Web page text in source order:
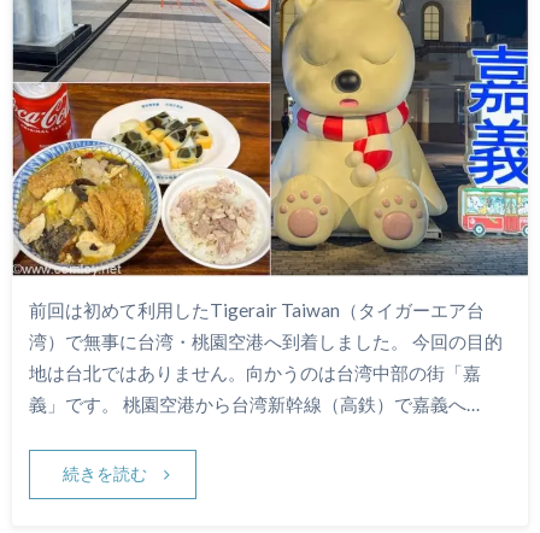
前回は初めて利用したTigerair Taiwan（タイガーエア台
湾）で無事に台湾・桃園空港へ到着しました。 今回の目的
地は台北ではありません。向かうのは台湾中部の街「嘉
義」です。 桃園空港から台湾新幹線（高鉄）で嘉義へ…
続きを読む